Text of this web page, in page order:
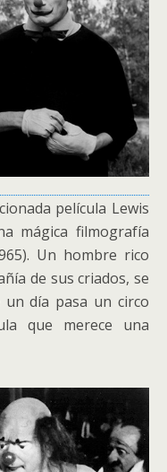
película Lewis
mágica filmografía
Un hombre rico
de sus criados, se
día pasa un circo
que merece una